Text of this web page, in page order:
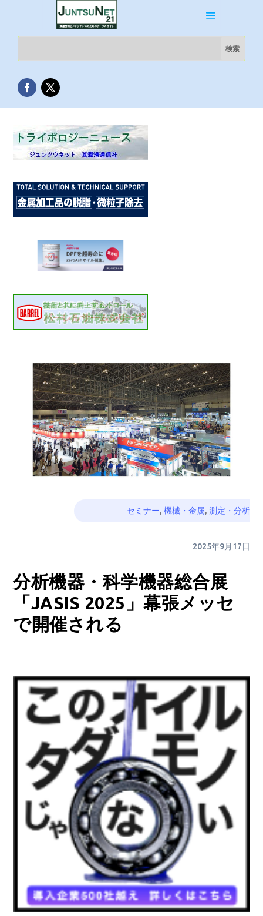
セミナー, 機械・金属, 測定・分析
2025年9月17日
分析機器・科学機器総合展
「JASIS 2025」幕張メッセ
で開催される